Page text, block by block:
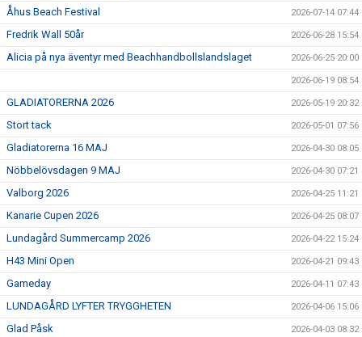
Åhus Beach Festival 2026-07-14 07:44
Fredrik Wall 50år 2026-06-28 15:54
Alicia på nya äventyr med Beachhandbollslandslaget 2026-06-25 20:00
2026-06-19 08:54
GLADIATORERNA 2026 2026-05-19 20:32
Stort tack 2026-05-01 07:56
Gladiatorerna 16 MAJ 2026-04-30 08:05
Nöbbelövsdagen 9 MAJ 2026-04-30 07:21
Valborg 2026 2026-04-25 11:21
Kanarie Cupen 2026 2026-04-25 08:07
Lundagård Summercamp 2026 2026-04-22 15:24
H43 Mini Open 2026-04-21 09:43
Gameday 2026-04-11 07:43
LUNDAGÅRD LYFTER TRYGGHETEN 2026-04-06 15:06
Glad Påsk 2026-04-03 08:32